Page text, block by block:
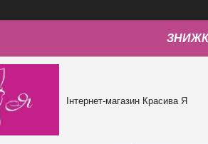
Інтернет-магазин Красива Я